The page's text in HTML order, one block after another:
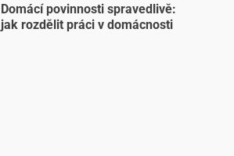
Domácí povinnosti spravedlivě:
jak rozdělit práci v domácnosti